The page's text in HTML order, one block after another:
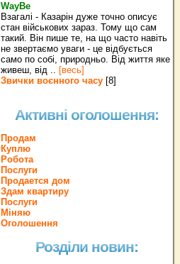
WayBe
Взагалі - Казарін дуже точно описує
стан військових зараз. Тому що сам
такий. Він пише те, на що часто навіть
не звертаємо уваги - це відбується
само по собі, природньо. Від життя яке
живеш, від .. [весь]
Звички воєнного часу [8]
Активні оголошення:
Продам
Куплю
Робота
Послуги
Продается дом
Здам квартиру
Послуги
Міняю
Оголошення
Розділи новин: